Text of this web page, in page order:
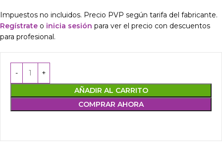
Impuestos no incluidos. Precio PVP según tarifa del fabricante.
Regístrate o inicia sesión para ver el precio con descuentos
para profesional.
AÑADIR AL CARRITO
COMPRAR AHORA